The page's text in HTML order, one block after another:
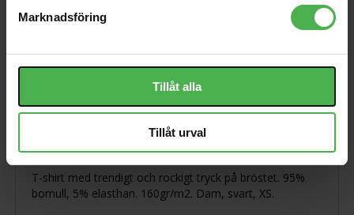
Marknadsföring
Tillåt alla
Tillåt urval
Produktbeskrivning
T-shirt med trendigt och rockigt tryck på bröstet. 95%
bomull, 5% elasthan. 160gr/m2. Dam, svart, XS.